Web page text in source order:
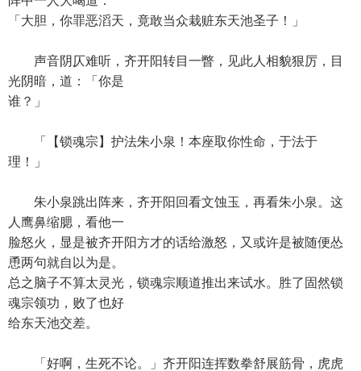
「大胆，你罪恶滔天，竟敢当众栽赃东天池圣子！」
声音阴仄难听，齐开阳转目一瞥，见此人相貌狠厉，目
光阴暗，道：「你是
谁？」
「【锁魂宗】护法朱小泉！本座取你性命，于法于
理！」
朱小泉跳出阵来，齐开阳回看文蚀玉，再看朱小泉。这
人鹰鼻缩腮，看他一
脸怒火，显是被齐开阳方才的话给激怒，又或许是被随便怂
恿两句就自以为是。
总之脑子不算太灵光，锁魂宗顺道推出来试水。胜了固然锁
魂宗领功，败了也好
给东天池交差。
「好啊，生死不论。」齐开阳连挥数拳舒展筋骨，虎虎